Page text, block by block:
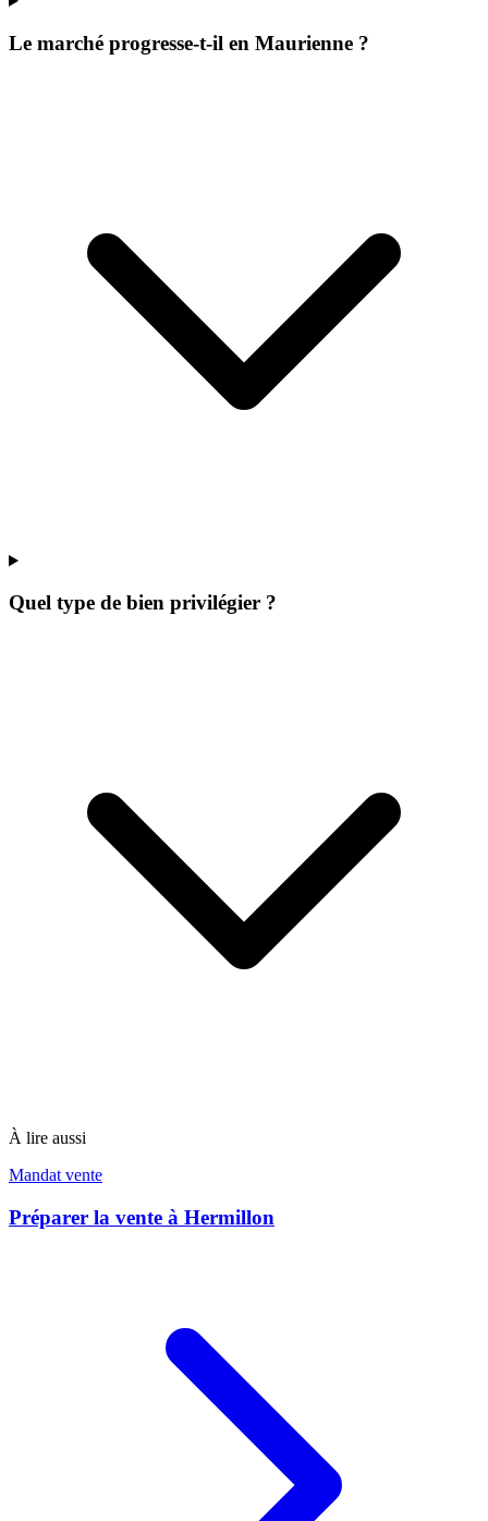
Le marché progresse-t-il en Maurienne ?
Quel type de bien privilégier ?
À lire aussi
Mandat vente
Préparer la vente à Hermillon